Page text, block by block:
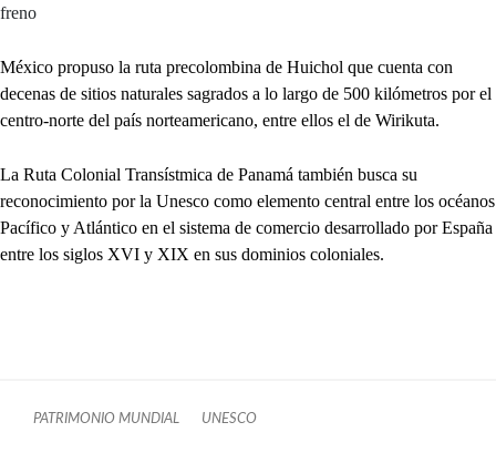
freno
México propuso la ruta precolombina de Huichol que cuenta con
decenas de sitios naturales sagrados a lo largo de 500 kilómetros por el
centro-norte del país norteamericano, entre ellos el de Wirikuta.
La Ruta Colonial Transístmica de Panamá también busca su
reconocimiento por la Unesco como elemento central entre los océanos
Pacífico y Atlántico en el sistema de comercio desarrollado por España
entre los siglos XVI y XIX en sus dominios coloniales.
PATRIMONIO MUNDIAL UNESCO